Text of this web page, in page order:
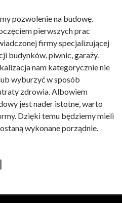
pozwolenie na budowę.
pierwszych prac
firmy specjalizującej
budynków, piwnic, garaży.
nam kategorycznie nie
wyburzyć w sposób
zdrowia. Albowiem
jest nader istotne, warto
Dzięki temu będziemy mieli
wykonane porządnie.